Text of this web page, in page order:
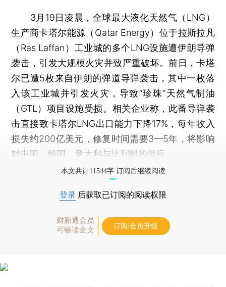
3月19日凌晨，全球最大液化天然气（LNG）
生产商卡塔尔能源（Qatar Energy）位于拉斯拉凡
（Ras Laffan）工业城的多个LNG设施遭伊朗导弹
袭击，引发大规模火灾并致严重破坏。前日，卡塔
尔已遭5枚来自伊朗的弹道导弹袭击，其中一枚落
入该工业城并引发火灾，导致“珍珠”天然气制油
（GTL）项目设施受损。相关企业称，此番导弹袭
击直接致卡塔尔LNG出口能力下降17%，每年收入
损失约200亿美元，修复时间需要3—5年，将影响
对中国、韩国、意大利与比利时的供应。
本文共计11544字 订阅后继续阅读
登录 后获取已订阅的阅读权限
财新通会员
可畅读全文
订阅/会员升级